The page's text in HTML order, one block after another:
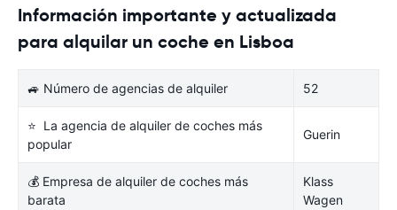
Información importante y actualizada
para alquilar un coche en Lisboa
🚙 Número de agencias de alquiler 52
⭐ La agencia de alquiler de coches más
popular
Guerin
💰 Empresa de alquiler de coches más
barata
Klass
Wagen